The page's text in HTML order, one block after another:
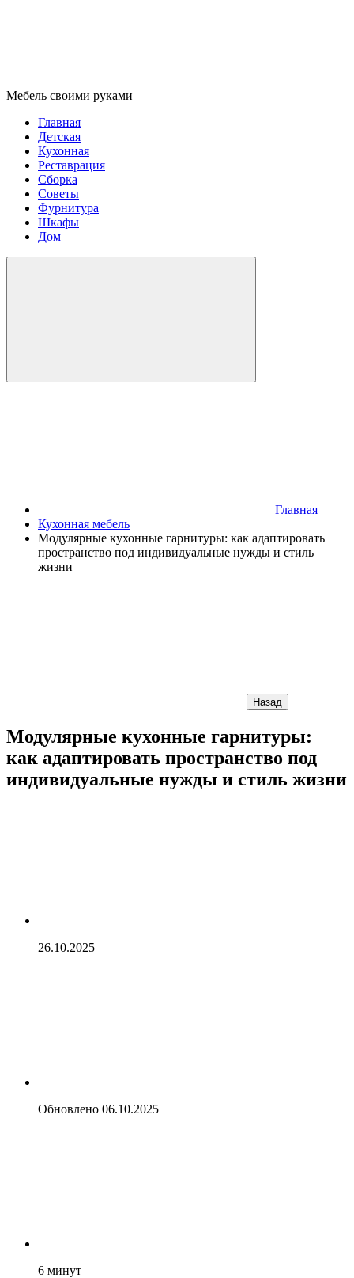
Мебель своими руками
Главная
Детская
Кухонная
Реставрация
Сборка
Советы
Фурнитура
Шкафы
Дом
Главная
Кухонная мебель
Модулярные кухонные гарнитуры: как адаптировать
пространство под индивидуальные нужды и стиль
жизни
Назад
Модулярные кухонные гарнитуры:
как адаптировать пространство под
индивидуальные нужды и стиль жизни
26.10.2025
Обновлено 06.10.2025
6 минут